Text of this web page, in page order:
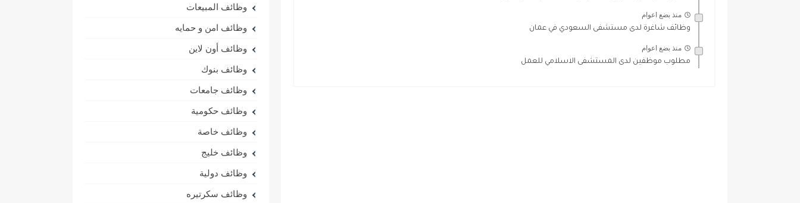
منذ بضع اعوام
وظائف شاغرة لدى مستشفى السعودي في عمان
منذ بضع اعوام
مطلوب موظفين لدى المستشفى الاسلامي للعمل
وظائف المبيعات
وظائف امن و حمايه
وظائف أون لاين
وظائف بنوك
وظائف جامعات
وظائف حكومية
وظائف خاصة
وظائف خليج
وظائف دولية
وظائف سكرتيره